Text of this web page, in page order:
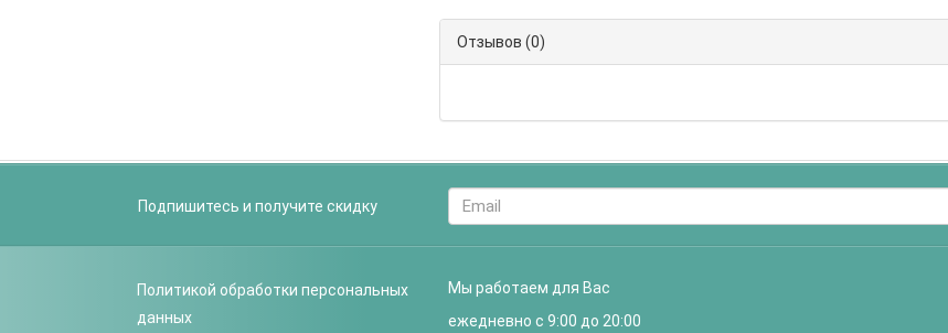
Отзывов (0)
Подпишитесь и получите скидку
Политикой обработки персональных
данных
Мы работаем для Вас
ежедневно с 9:00 до 20:00